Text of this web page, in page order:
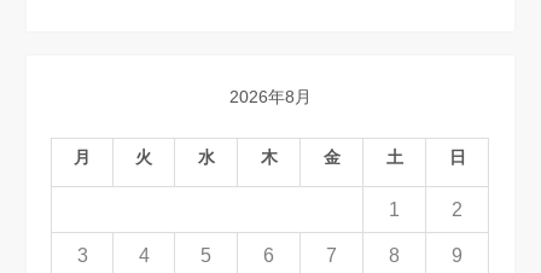
2026年8月
月 火 水 木 金 土 日
1 2
3 4 5 6 7 8 9